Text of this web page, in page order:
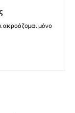
ακροάζομαι μόνο